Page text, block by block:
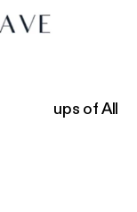
Groups of All